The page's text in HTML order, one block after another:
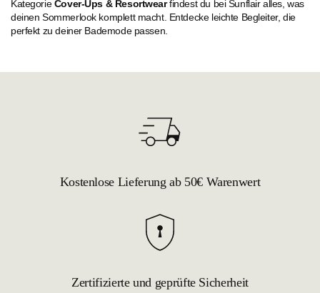
KategorieCover-Ups & Resortwearfindest du bei Sunflair alles, was
deinen Sommerlook komplett macht. Entdecke leichte Begleiter, die
perfekt zu deiner Bademode passen.
Kostenlose Lieferung ab 50€ Warenwert
Zertifizierte und geprüfte Sicherheit